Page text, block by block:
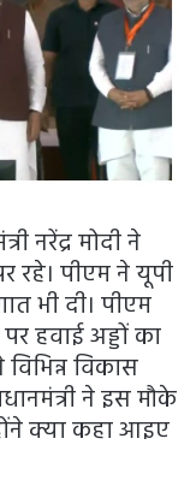
नरेंद्र मोदी ने
रहे। पीएम ने यूपी
भी दी। पीएम
हवाई अड्डों का
विकास
ने इस मौके
क्या कहा आइए